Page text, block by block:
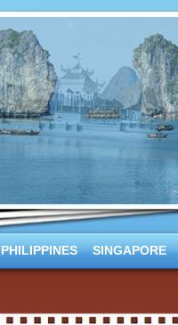
PHILIPPINES SINGAPORE